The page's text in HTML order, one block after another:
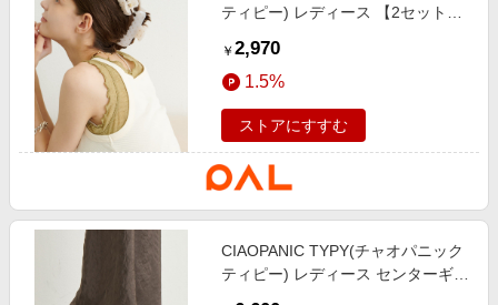
ティピー) レディース 【2セット】
￥ 2,970
1.5%
ストアにすすむ
CIAOPANIC TYPY(チャオパニック
ティピー) レディース センターギャ